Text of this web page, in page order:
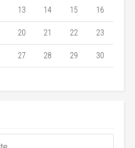
13 14 15 16
20 21 22 23
27 28 29
30